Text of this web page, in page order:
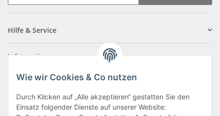
Wie wir Cookies & Co nutzen
Durch Klicken auf „Alle akzeptieren“ gestatten Sie den
Einsatz folgender Dienste auf unserer Website:
Hilfe & Service
Informationen
Zahlungsarten